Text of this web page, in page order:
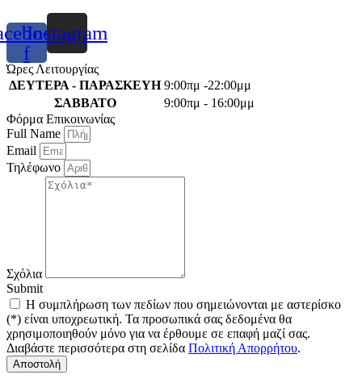
f
Instagram
Ώρες Λειτουργίας
ΔΕΥΤΕΡΑ - ΠΑΡΑΣΚΕΥΗ 9:00πμ -22:00μμ
ΣΑΒΒΑΤΟ
9:00πμ - 16:00μμ
Φόρμα Επικοινωνίας
Full Name
Email
Τηλέφωνο
Σχόλια
Submit
Η συμπλήρωση των πεδίων που σημειώνονται με αστερίσκο
(*) είναι υποχρεωτική. Τα προσωπικά σας δεδομένα θα
χρησιμοποιηθούν μόνο για να έρθουμε σε επαφή μαζί σας.
Διαβάστε περισσότερα στη σελίδα Πολιτική Απορρήτου.
Αποστολή